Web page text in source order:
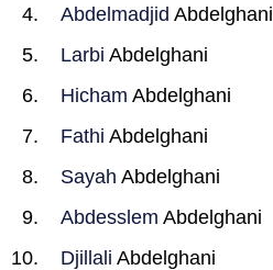
Abdelmadjid Abdelghani
Larbi Abdelghani
Hicham Abdelghani
Fathi Abdelghani
Sayah Abdelghani
Abdesslem Abdelghani
Djillali Abdelghani